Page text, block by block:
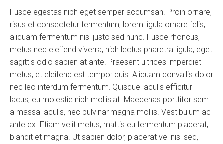
Fusce egestas nibh eget semper accumsan. Proin ornare,
risus et consectetur fermentum, lorem ligula ornare felis,
aliquam fermentum nisi justo sed nunc. Fusce rhoncus,
metus nec eleifend viverra, nibh lectus pharetra ligula, eget
sagittis odio sapien at ante. Praesent ultrices imperdiet
metus, et eleifend est tempor quis. Aliquam convallis dolor
nec leo interdum fermentum. Quisque iaculis efficitur
lacus, eu molestie nibh mollis at. Maecenas porttitor sem
a massa iaculis, nec pulvinar magna mollis. Vestibulum ac
ante ex. Etiam velit metus, mattis eu fermentum placerat,
blandit et magna. Ut sapien dolor, placerat vel nisi sed,